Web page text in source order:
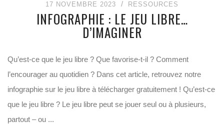
17 NOVEMBRE 2023 RESSOURCES
INFOGRAPHIE : LE JEU LIBRE…
D’IMAGINER
Qu’est-ce que le jeu libre ? Que favorise-t-il ? Comment
l’encourager au quotidien ? Dans cet article, retrouvez notre
infographie sur le jeu libre à télécharger gratuitement ! Qu’est-ce
que le jeu libre ? Le jeu libre peut se jouer seul ou à plusieurs,
partout – ou ...